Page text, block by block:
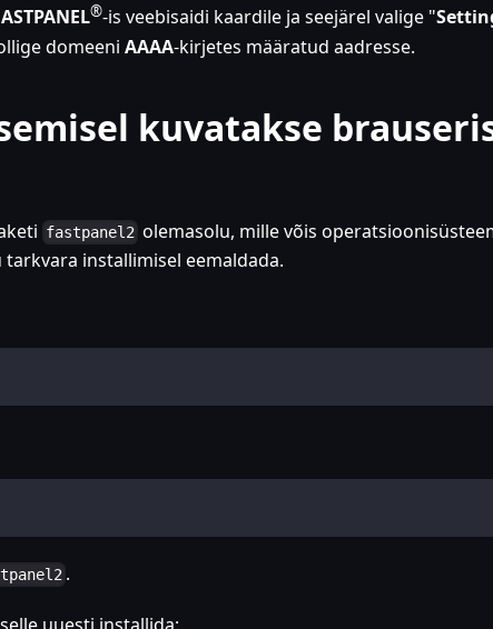
®-is veebisaidi kaardile ja seejärel valige "
domeeni AAAA-kirjetes määratud aadresse.
kuvatakse
fastpanel2 olemasolu, mille võis
installimisel eemaldada.
.